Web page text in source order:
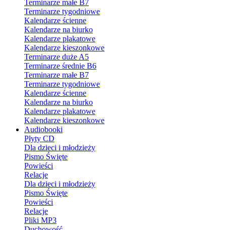
Terminarze małe B7
Terminarze tygodniowe
Kalendarze ścienne
Kalendarze na biurko
Kalendarze plakatowe
Kalendarze kieszonkowe
Terminarze duże A5
Terminarze średnie B6
Terminarze małe B7
Terminarze tygodniowe
Kalendarze ścienne
Kalendarze na biurko
Kalendarze plakatowe
Kalendarze kieszonkowe
Audiobooki
Płyty CD
Dla dzieci i młodzieży
Pismo Święte
Powieści
Relacje
Dla dzieci i młodzieży
Pismo Święte
Powieści
Relacje
Pliki MP3